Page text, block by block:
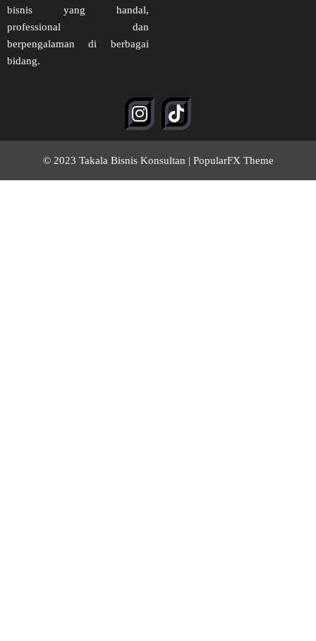
bisnis yang handal,
professional dan
berpengalaman di berbagai
bidang.
© 2023 Takala Bisnis Konsultan | PopularFX Theme